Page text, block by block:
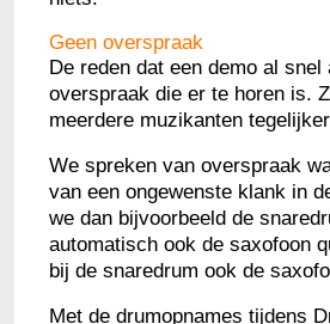
Geen overspraak
De reden dat een demo al
overspraak die er te horen is.
meerdere muzikanten
We spreken van overspraak
van een ongewenste klank in
we dan bijvoorbeeld de
automatisch ook de saxofoon
bij de snaredrum ook de
Met de drumopnames tijdens